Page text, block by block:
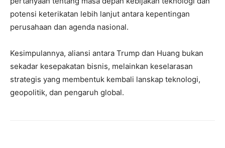
potensi keterikatan lebih lanjut antara kepentingan
perusahaan dan agenda nasional.
Kesimpulannya, aliansi antara Trump dan Huang bukan
sekadar kesepakatan bisnis, melainkan keselarasan
strategis yang membentuk kembali lanskap teknologi,
geopolitik, dan pengaruh global.